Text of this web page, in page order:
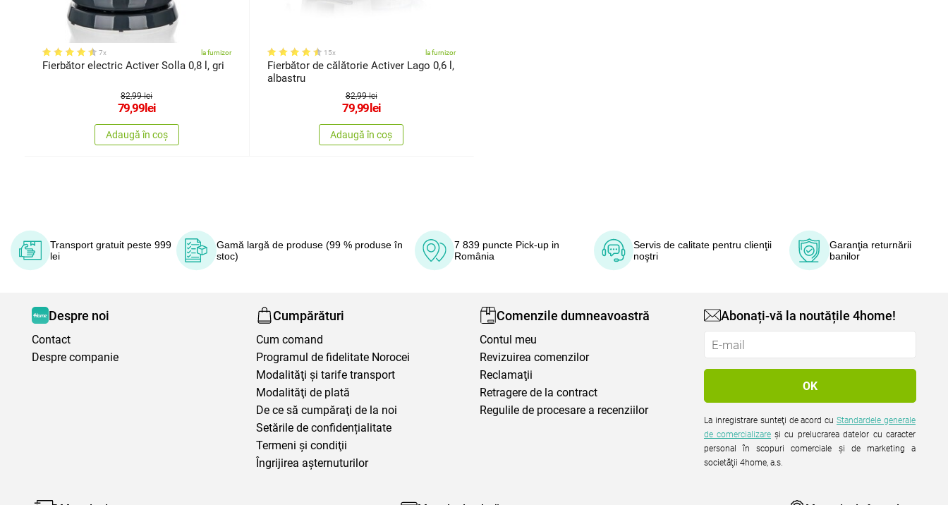
7x la furnizor
Fierbător electric Activer Solla 0,8 l, gri
82,99 lei
79,99lei
Adaugă în coș
15x la furnizor
Fierbător de călătorie Activer Lago 0,6 l,
albastru
82,99 lei
79,99lei
Adaugă în coș
Transport gratuit peste 999
lei
Gamă largă de produse (99 % produse în
stoc)
7 839 puncte Pick-up in
România
Servis de calitate pentru clienţii
noştri
Garanţia returnării
banilor
Despre noi
Contact
Despre companie
Cumpărături
Cum comand
Programul de fidelitate Norocei
Modalităţi şi tarife transport
Modalităţi de plată
De ce să cumpăraţi de la noi
Setările de confidențialitate
Termeni şi condiţii
Îngrijirea așternuturilor
Comenzile dumneavoastră
Contul meu
Revizuirea comenzilor
Reclamaţii
Retragere de la contract
Regulile de procesare a recenziilor
Abonați-vă la noutățile 4home!
La inregistrare sunteţi de acord cuStandardele generale
de comercializare şi cu prelucrarea datelor cu caracter
personal în scopuri comerciale şi de marketing a
societăţii 4home, a.s.